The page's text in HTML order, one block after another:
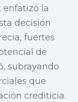
enfatizó la
decisión
fuertes
de
subrayando
que
crediticia.